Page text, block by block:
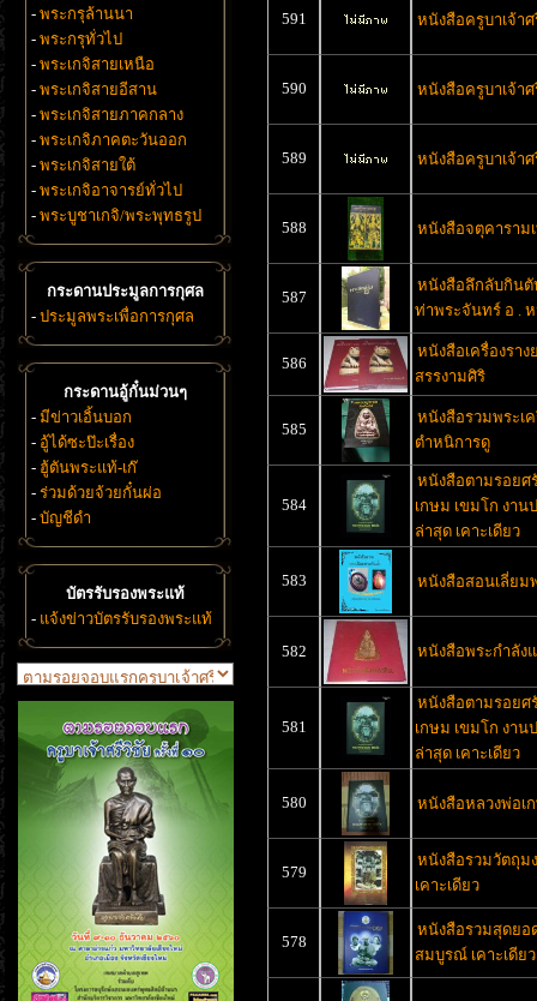
- พระกรุล้านนา
- พระกรุทั่วไป
- พระเกจิสายเหนือ
- พระเกจิสายอีสาน
- พระเกจิสายภาคกลาง
- พระเกจิภาคตะวันออก
- พระเกจิสายใต้
- พระเกจิอาจารย์ทั่วไป
- พระบูชาเกจิ/พระพุทธรูป
กระดานประมูลการกุศล
- ประมูลพระเพื่อการกุศล
กระดานอู้กั๋นม่วนๆ
- มีข่าวเอิ้นบอก
- อู้ได้ซะป๊ะเรื่อง
- ฮู้ตันพระแท้-เก๊
- ร่วมด้วยจ้วยกั๋นผ่อ
- บัญชีดำ
บัตรรับรองพระแท้
- แจ้งข่าวบัตรรับรองพระแท้
591 หนังสือครูบาเจ้า
590 หนังสือครูบาเจ้า
589 หนังสือครูบาเจ้า
588 หนังสือจตุคาราม
587
หนังสือลึกลับกินตั
ท่าพระจันทร์ อ .
586
หนังสือเครื่องรา
สรรงามศิริ
585
หนังสือรวมพระเ
ตำหนิการดู
584
หนังสือตามรอยศ
เกษม เขมโก งาน
ล่าสุด เคาะเดียว
583 หนังสือสอนเลี่ยม
582 หนังสือพระกำลัง
581
หนังสือตามรอยศ
เกษม เขมโก งาน
ล่าสุด เคาะเดียว
580 หนังสือหลวงพ่อเ
579
หนังสือรวมวัตถุม
เคาะเดียว
578
หนังสือรวมสุดยอ
สมบูรณ์ เคาะเดียว